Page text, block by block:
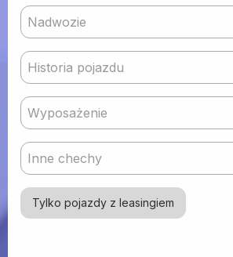
Nadwozie
Historia pojazdu
Wyposażenie
Inne chechy
Tylko pojazdy z leasingiem